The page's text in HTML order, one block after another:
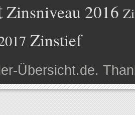
Zinsniveau 2016
Zinstief
Übersicht.de.